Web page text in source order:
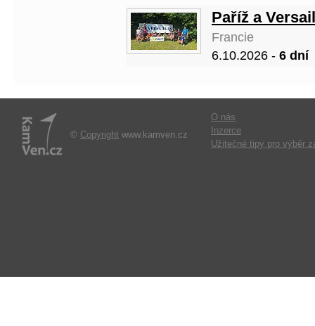
Paříž a
Francie
6.10.2026 - 6 dní
© Copyright www.kamven.cz
O nás
Inzerce
Užitečné tipy pro výběr